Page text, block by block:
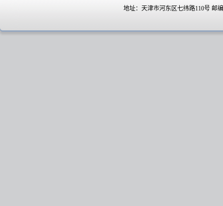
地址：天津市河东区七纬路110号 邮